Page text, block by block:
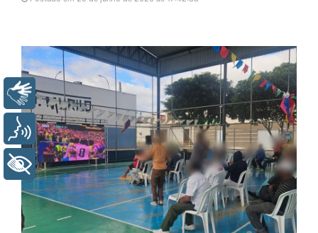
Libras
Voz
+ Acessibilidade